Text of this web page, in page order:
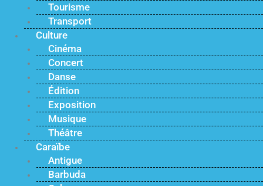
Tourisme
Transport
Culture
Cinéma
Concert
Danse
Édition
Exposition
Musique
Théâtre
Caraïbe
Antigue
Barbuda